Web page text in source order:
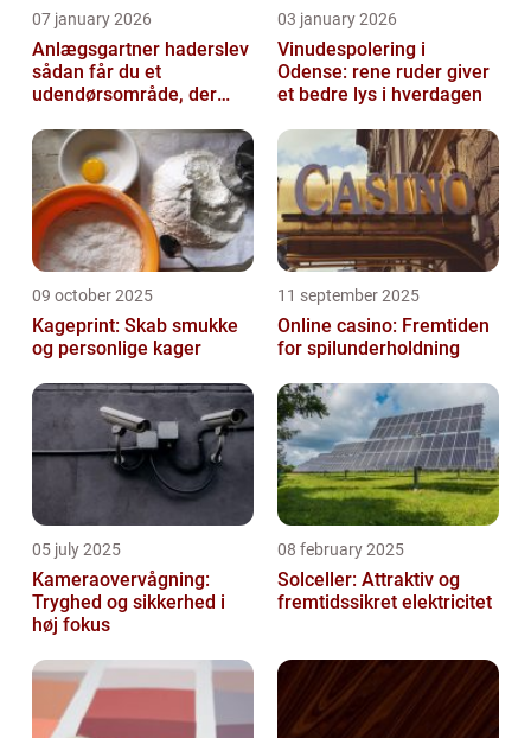
07 january 2026
Anlægsgartner haderslev
sådan får du et
udendørsområde, der
03 january 2026
Vinudespolering i
Odense: rene ruder giver
et bedre lys i hverdagen
09 october 2025
Kageprint: Skab smukke
og personlige kager
11 september 2025
Online casino: Fremtiden
for spilunderholdning
05 july 2025
Kameraovervågning:
Tryghed og sikkerhed i
høj fokus
08 february 2025
Solceller: Attraktiv og
fremtidssikret elektricitet